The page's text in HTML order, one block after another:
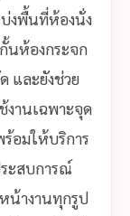
งพื้นที่ห้องนั่ง
นห้องกระจก
และยังช่วย
งานเฉพาะจุด
อมให้บริการ
ะสบการณ์
น้างานทุกรูป